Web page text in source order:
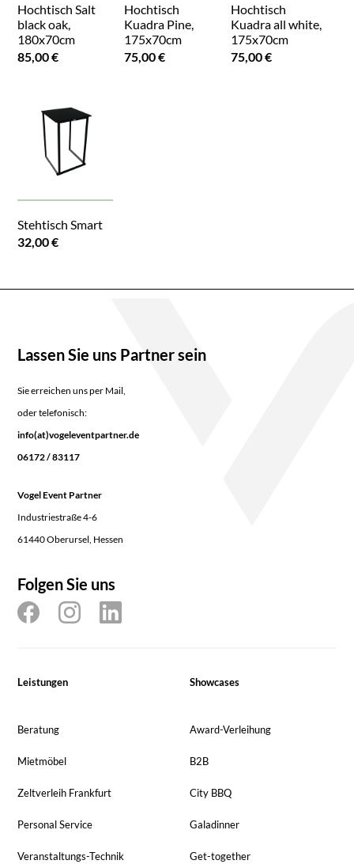
Hochtisch Salt
black oak,
180x70cm
85,00 €
Hochtisch
Kuadra Pine,
175x70cm
75,00 €
Hochtisch
Kuadra all white,
175x70cm
75,00 €
Stehtisch Smart
32,00 €
Lassen Sie uns Partner sein
Sie erreichen uns per Mail,
oder telefonisch:
info(at)vogeleventpartner.de
06172 / 83117
Vogel Event Partner
Industriestraße 4-6
61440 Oberursel, Hessen
Folgen Sie uns
Leistungen
Beratung
Mietmöbel
Zeltverleih Frankfurt
Personal Service
Veranstaltungs-Technik
Showcases
Award-Verleihung
B2B
City BBQ
Galadinner
Get-together